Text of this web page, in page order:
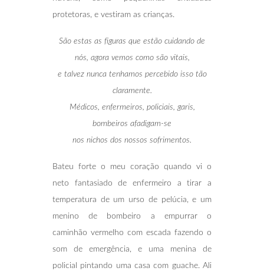
protetoras, e vestiram as crianças.
São estas as figuras que estão cuidando de
nós, agora vemos como são vitais,
e talvez nunca tenhamos percebido isso tão
claramente.
Médicos, enfermeiros, policiais, garis,
bombeiros afadigam-se
nos nichos dos nossos sofrimentos.
Bateu forte o meu coração quando vi o
neto fantasiado de enfermeiro a tirar a
temperatura de um urso de pelúcia, e um
menino de bombeiro a empurrar o
caminhão vermelho com escada fazendo o
som de emergência, e uma menina de
policial pintando uma casa com guache. Ali